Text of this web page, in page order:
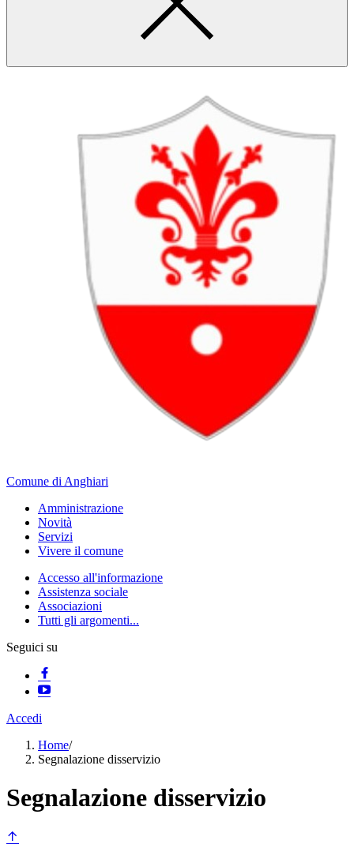
Comune di Anghiari
Amministrazione
Novità
Servizi
Vivere il comune
Accesso all'informazione
Assistenza sociale
Associazioni
Tutti gli argomenti...
Seguici su
Accedi
Home/
Segnalazione disservizio
Segnalazione disservizio